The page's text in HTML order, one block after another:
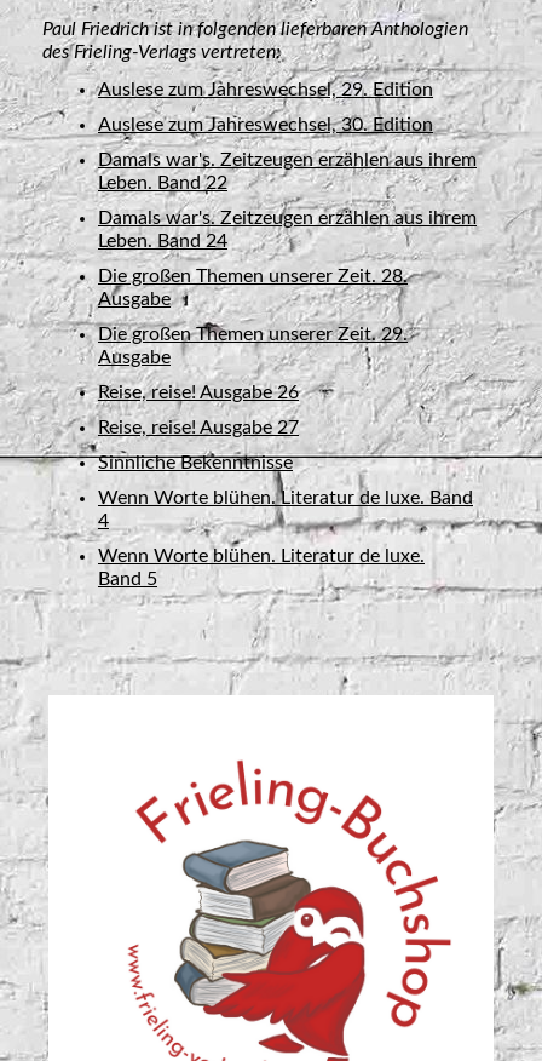
Paul Friedrich ist in folgenden lieferbaren Anthologien
desFrieling-Verlags vertreten:
Auslese zum Jahreswechsel, 29. Edition
Auslese zum Jahreswechsel, 30. Edition
Damals war's. Zeitzeugen erzählen aus ihrem
Leben. Band 22
Damals war's. Zeitzeugen erzählen aus ihrem
Leben. Band 24
Die großen Themen unserer Zeit. 28.
Ausgabe
Die großen Themen unserer Zeit. 29.
Ausgabe
Reise, reise! Ausgabe 26
Reise, reise! Ausgabe 27
Sinnliche Bekenntnisse
Wenn Worte blühen. Literatur de luxe. Band
4
Wenn Worte blühen. Literatur de luxe.
Band 5